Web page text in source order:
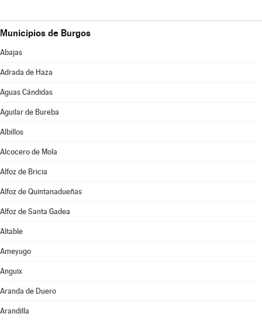
Municipios de Burgos
Abajas
Adrada de Haza
Aguas Cándidas
Aguilar de Bureba
Albillos
Alcocero de Mola
Alfoz de Bricia
Alfoz de Quintanadueñas
Alfoz de Santa Gadea
Altable
Ameyugo
Anguix
Aranda de Duero
Arandilla